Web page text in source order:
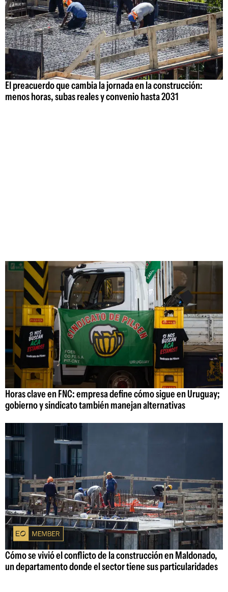
El preacuerdo que cambia la jornada en la construcción:
menos horas, subas reales y convenio hasta 2031
Horas clave en FNC: empresa define cómo sigue en Uruguay;
gobierno y sindicato también manejan alternativas
Cómo se vivió el conflicto de la construcción en Maldonado,
un departamento donde el sector tiene sus particularidades